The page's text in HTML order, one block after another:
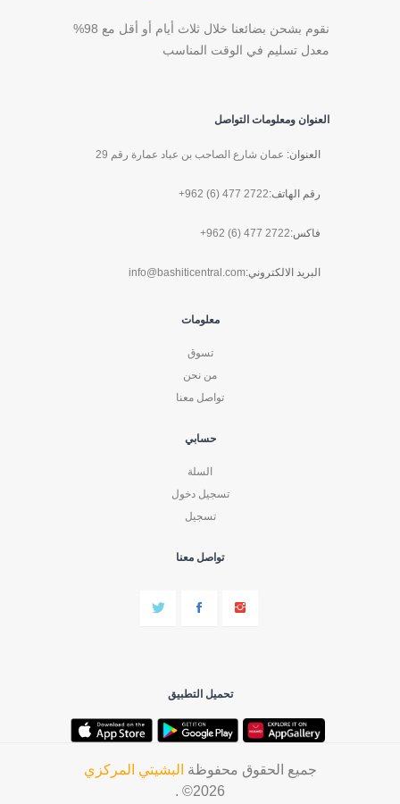
نقوم بشحن بضائعنا خلال ثلاث أيام أو أقل مع 98%
معدل تسليم في الوقت المناسب
العنوان ومعلومات التواصل
العنوان: عمان شارع الصاحب بن عباد عمارة رقم 29
رقم الهاتف:+962 (6) 477 2722
فاكس:+962 (6) 477 2722
البريد الالكتروني:info@bashiticentral.com
معلومات
تسوق
من نحن
تواصل معنا
حسابي
السلة
تسجيل دخول
تسجيل
تواصل معنا
تحميل التطبيق
جميع الحقوق محفوظة البشيتي المركزي
2026© .